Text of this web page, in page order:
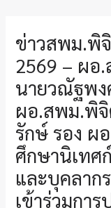
ข่าวสพม.พิ
2569 – ผอ
นายวณัฐพง
ผอ.สพม.พิจิ
รักษ์ รอง ผ
ศึกษานิเทศ
และบุคลาก
เข้าร่วมกา